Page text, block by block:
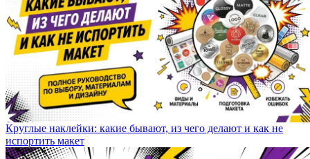
Круглые наклейки: какие бывают, из чего делают и как не
испортить макет